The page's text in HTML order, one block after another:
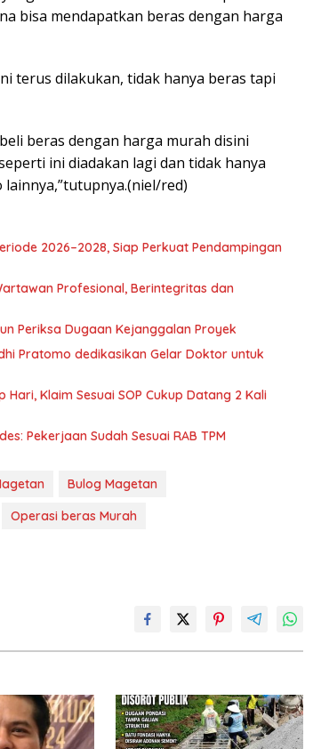
bisa mendapatkan beras dengan harga
terus dilakukan, tidak hanya beras tapi
beras dengan harga murah disini
ini diadakan lagi dan tidak hanya
red)
2026–2028, Siap Perkuat Pendampingan
Profesional, Berintegritas dan
Periksa Dugaan Kejanggalan Proyek
Pratomo dedikasikan Gelar Doktor untuk
Klaim Sesuai SOP Cukup Datang 2 Kali
Pekerjaan Sudah Sesuai RAB TPM
Bulog Magetan
Operasi beras Murah